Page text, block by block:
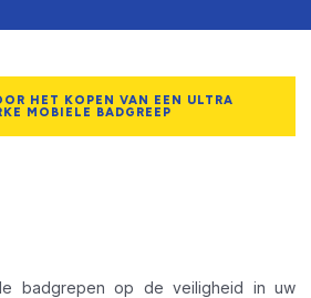
HET KOPEN VAN EEN ULTRA
MOBIELE BADGREEP
badgrepen op de veiligheid in uw